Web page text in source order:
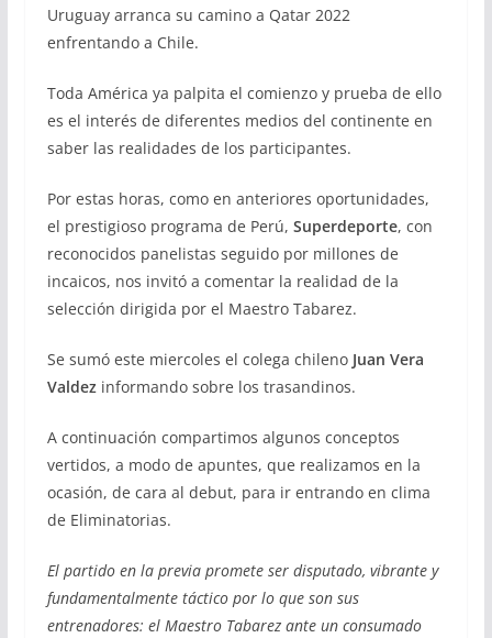
Uruguay arranca su camino a Qatar 2022
enfrentando a Chile.
Toda América ya palpita el comienzo y prueba de ello
es el interés de diferentes medios del continente en
saber las realidades de los participantes.
Por estas horas, como en anteriores oportunidades,
el prestigioso programa de Perú, Superdeporte, con
reconocidos panelistas seguido por millones de
incaicos, nos invitó a comentar la realidad de la
selección dirigida por el Maestro Tabarez.
Se sumó este miercoles el colega chileno Juan Vera
Valdez informando sobre los trasandinos.
A continuación compartimos algunos conceptos
vertidos, a modo de apuntes, que realizamos en la
ocasión, de cara al debut, para ir entrando en clima
de Eliminatorias.
El partido en la previa promete ser disputado, vibrante y
fundamentalmente táctico por lo que son sus
entrenadores: el Maestro Tabarez ante un consumado